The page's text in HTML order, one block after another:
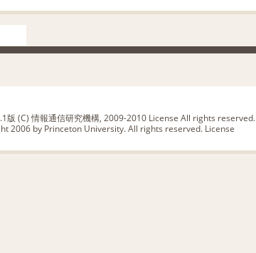
版 (C) 情報通信研究機構, 2009-2010 License All rights reserved.
2006 by Princeton University. All rights reserved. License